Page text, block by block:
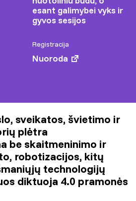
esant galimybei vyks ir
gyvos sesijos
Registracija
Nuoroda
sveikatos, švietimo ir
plėtra
be skaitmeninimo ir
robotizacijos, kitų
technologijų
diktuoja 4.0 pramonės